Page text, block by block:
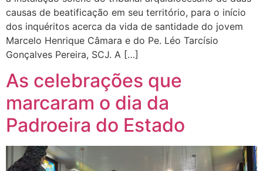
causas de beatificação em seu território, para o início
dos inquéritos acerca da vida de santidade do jovem
Marcelo Henrique Câmara e do Pe. Léo Tarcísio
Gonçalves Pereira, SCJ. A […]
As celebrações que
marcaram o dia da
Padroeira do Estado